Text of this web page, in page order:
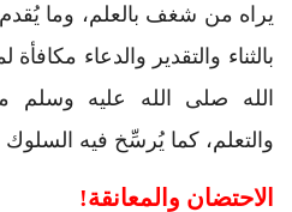
يراه من شغف بالعلم، وما
بالثناء والتقدير والدعاء
الله صلى الله عليه
والتعلم، كما يُرسِّخ فيه السلوك
الاحتضان والمعانقة!